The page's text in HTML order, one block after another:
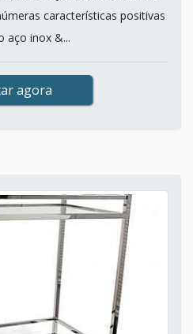
características positivas
aço inox &...
agora